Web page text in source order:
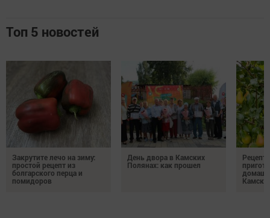
Топ 5 новостей
Закрутите лечо на зиму:
простой рецепт из
болгарского перца и
помидоров
День двора в Камских
Полянах: как прошел